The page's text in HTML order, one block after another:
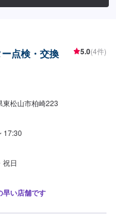
点検・交換 5.0(4件)
東松山市柏崎223
17:30
祝日
早い店舗です